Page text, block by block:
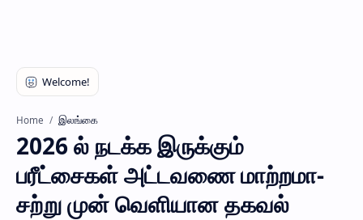
Home இலங்கை
2026 ல் நடக்க இருக்கும்
பரீட்சைகள் அட்டவணை மாற்றமா-
சற்று முன் வெளியான தகவல்